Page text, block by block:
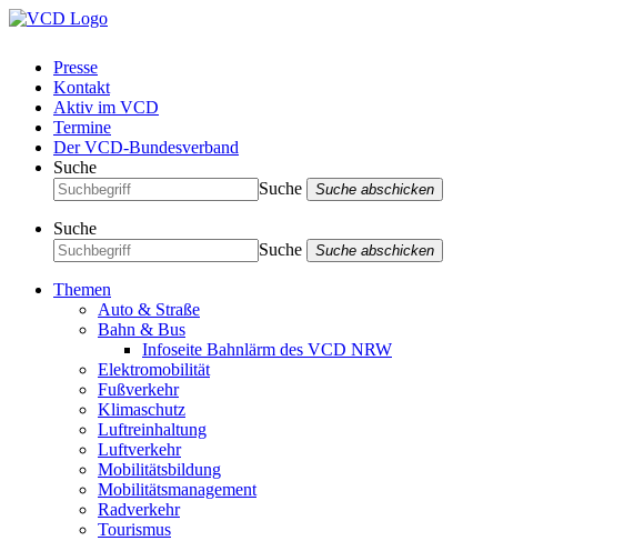
Presse
Kontakt
Aktiv im VCD
Termine
Der VCD-Bundesverband
Suche
Suche
Suche abschicken
Suche
Suche
Suche abschicken
Themen
Auto & Straße
Bahn & Bus
Infoseite Bahnlärm des VCD NRW
Elektromobilität
Fußverkehr
Klimaschutz
Luftreinhaltung
Luftverkehr
Mobilitätsbildung
Mobilitätsmanagement
Radverkehr
Tourismus